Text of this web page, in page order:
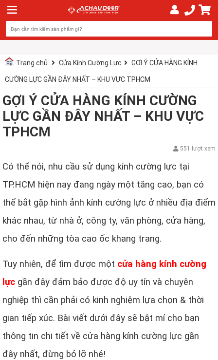
Trang chủ Cửa Kính Cường Lực GỢI Ý CỬA HÀNG KÍNH
CƯỜNG LỰC GẦN ĐÂY NHẤT – KHU VỰC TPHCM
GỢI Ý CỬA HÀNG KÍNH CƯỜNG
LỰC GẦN ĐÂY NHẤT – KHU VỰC
TPHCM
551 lượt xem
Có thể nói, nhu cầu sử dụng kính cường lực tại
TP.HCM hiện nay đang ngày một tăng cao, bạn có
thể bắt gặp hình ảnh kính cường lực ở nhiều địa điểm
khác nhau, từ nhà ở, công ty, văn phòng, cửa hàng,
cho đến những tòa cao ốc khang trang.
Tuy nhiên, để tìm được một cửa hàng kính cường
lực gần đây đảm bảo được độ uy tín và chuyên
nghiệp thì cần phải có kinh nghiệm lựa chọn & thời
gian tiếp xúc. Bài viết dưới đây sẽ bật mí cho bạn
thông tin chi tiết về cửa hàng kính cường lực gần
đây nhất, đừng bỏ lỡ nhé!